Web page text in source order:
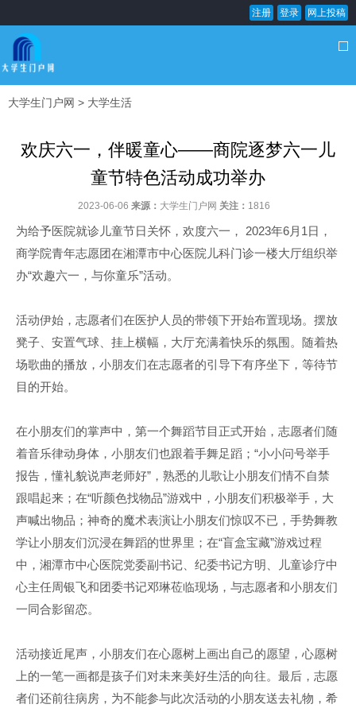
注册 登录 网上投稿
大学生门户网 > 大学生活
欢庆六一，伴暖童心——商院逐梦六一儿
童节特色活动成功举办
2023-06-06 来源： 大学生门户网 关注： 1816
为给予医院就诊儿童节日关怀，欢度六一， 2023年6月1日，
商学院青年志愿团在湘潭市中心医院儿科门诊一楼大厅组织举
办“欢趣六一，与你童乐”活动。
活动伊始，志愿者们在医护人员的带领下开始布置现场。摆放
凳子、安置气球、挂上横幅，大厅充满着快乐的氛围。随着热
场歌曲的播放，小朋友们在志愿者的引导下有序坐下，等待节
目的开始。
在小朋友们的掌声中，第一个舞蹈节目正式开始，志愿者们随
着音乐律动身体，小朋友们也跟着手舞足蹈；“小小问号举手
报告，懂礼貌说声老师好”，熟悉的儿歌让小朋友们情不自禁
跟唱起来；在“听颜色找物品”游戏中，小朋友们积极举手，大
声喊出物品；神奇的魔术表演让小朋友们惊叹不已，手势舞教
学让小朋友们沉浸在舞蹈的世界里；在“盲盒宝藏”游戏过程
中，湘潭市中心医院党委副书记、纪委书记方明、儿童诊疗中
心主任周银飞和团委书记邓琳莅临现场，与志愿者和小朋友们
一同合影留恋。
活动接近尾声，小朋友们在心愿树上画出自己的愿望，心愿树
上的一笔一画都是孩子们对未来美好生活的向往。最后，志愿
者们还前往病房，为不能参与此次活动的小朋友送去礼物，希